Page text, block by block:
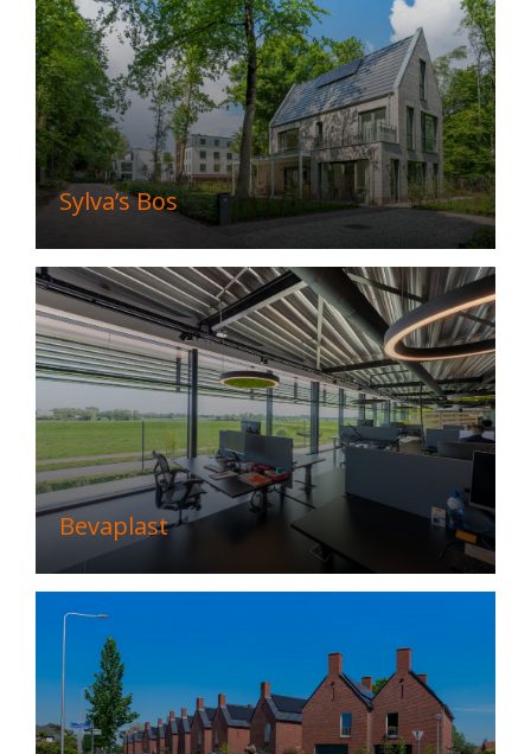
Sylva’s Bos
Bevaplast